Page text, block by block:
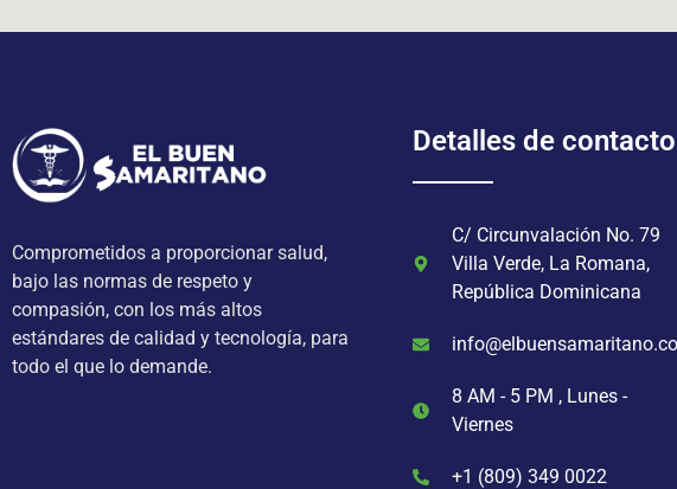
Comprometidos a proporcionar salud,
bajo las normas de respeto y
compasión, con los más altos
estándares de calidad y tecnología, para
todo el que lo demande.
Detalles de contacto
C/ Circunvalación No. 79
Villa Verde, La Romana,
República Dominicana
8 AM - 5 PM , Lunes -
Viernes
+1 (809) 349 0022